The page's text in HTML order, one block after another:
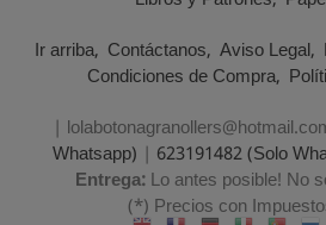
Ir arriba Contáctanos Aviso Legal
Condiciones de Compra
|
Whatsapp) | 623191482 (Solo
Entrega:Lo antes posible! No
(*) Precios con